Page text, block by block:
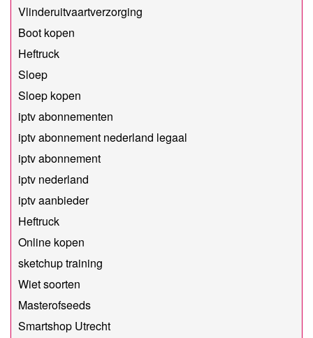
Vlinderuitvaartverzorging
Boot kopen
Heftruck
Sloep
Sloep kopen
iptv abonnementen
iptv abonnement nederland legaal​
iptv abonnement
iptv nederland
iptv aanbieder
Heftruck
Online kopen
sketchup training
Wiet soorten
Masterofseeds
Smartshop Utrecht